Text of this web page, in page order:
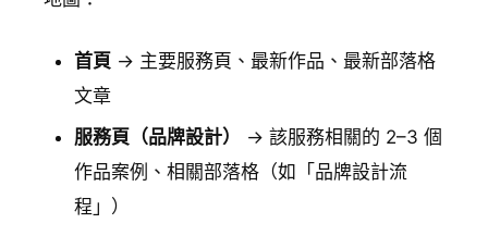
首頁 → 主要服務頁、最新作品、最新部落格
文章
服務頁（品牌設計）
→ 該服務相關的 2–3 個
作品案例、相關部落格（如「品牌設計流
程」）